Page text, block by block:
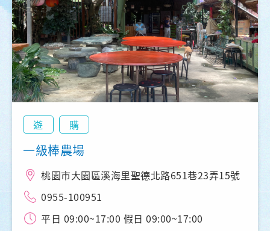
遊 購
一級棒農場
桃園市大園區溪海里聖德北路651巷23弄15號
0955-100951
平日 09:00~17:00 假日 09:00~17:00